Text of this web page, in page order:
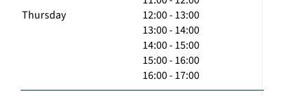
Thursday
12:00 - 13:00
13:00 - 14:00
14:00 - 15:00
15:00 - 16:00
16:00 - 17:00